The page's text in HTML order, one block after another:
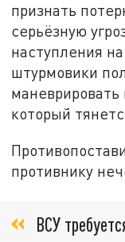
признать
серьёзную
наступления
штурмовики
который
противнику
ВСУ